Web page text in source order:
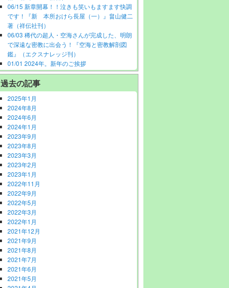
06/15 新章開幕！！泣きも笑いもますます快調
です！『新 本所おけら長屋（一）』畠山健二
著（祥伝社刊）
06/03 稀代の超人・空海さんが完成した、明朗
で深遠な密教に出会う！『空海と密教解剖図
鑑』（エクスナレッジ刊）
01/01 2024年。新年のご挨拶
過去の記事
2025年1月
2024年8月
2024年6月
2024年1月
2023年9月
2023年8月
2023年3月
2023年2月
2023年1月
2022年11月
2022年9月
2022年5月
2022年3月
2022年1月
2021年12月
2021年9月
2021年8月
2021年7月
2021年6月
2021年5月